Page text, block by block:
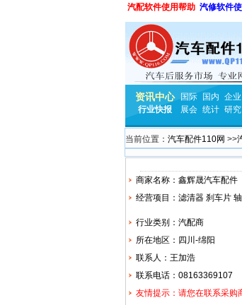
汽配软件使用帮助 汽修软件
资讯中心 国际 国内 企业
行业快报
展会 统计 研究
当前位置： 汽车配件110网 >>
商家名称：鑫辉晟汽车配件
经营项目： 滤清器 刹车片
行业类别：汽配商
所在地区：四川-绵阳
联系人：王加浩
联系电话：08163369107
友情提示：请您在联系采购